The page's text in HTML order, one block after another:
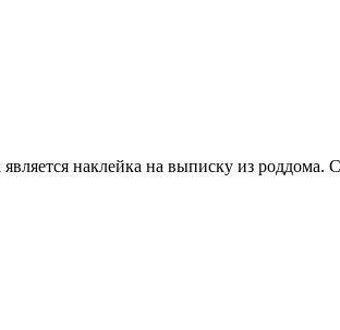
наклейка на выписку из роддома.